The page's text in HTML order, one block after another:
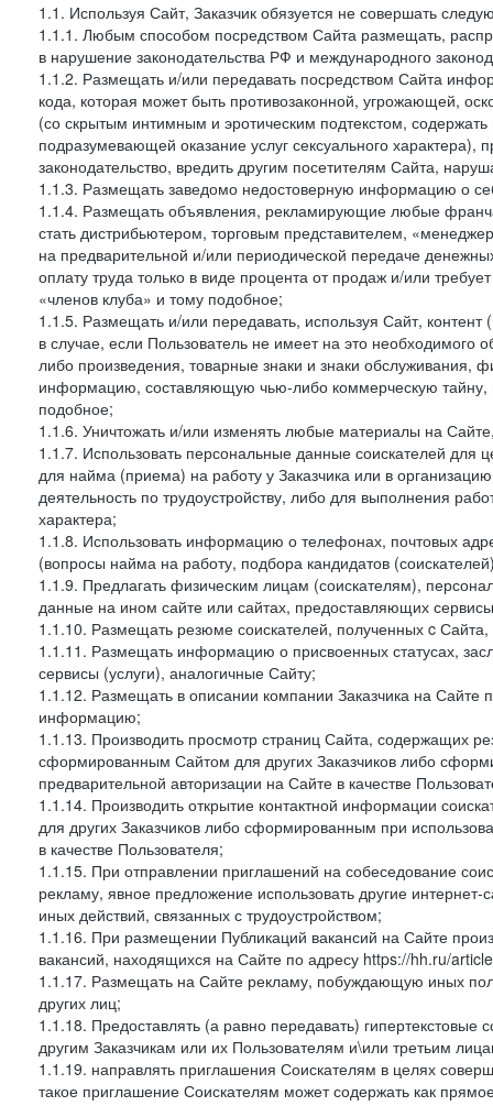
1.1. Используя Сайт, Заказчик обязуется не совершать
1.1.1. Любым способом посредством Сайта размещать,
в нарушение законодательства РФ и международного
1.1.2. Размещать и/или передавать посредством Сайта
кода, которая может быть противозаконной, угрожающей,
(со скрытым интимным и эротическим подтекстом,
подразумевающей оказание услуг сексуального
законодательство, вредить другим посетителям Сайта,
1.1.3. Размещать заведомо недостоверную информацию о
1.1.4. Размещать объявления, рекламирующие любые
стать дистрибьютером, торговым представителем,
на предварительной и/или периодической передаче
оплату труда только в виде процента от продаж и/или
«членов клуба» и тому подобное;
1.1.5. Размещать и/или передавать, используя Сайт,
в случае, если Пользователь не имеет на это
либо произведения, товарные знаки и знаки
информацию, составляющую чью-либо коммерческую тайну,
подобное;
1.1.6. Уничтожать и/или изменять любые материалы на
1.1.7. Использовать персональные данные соискателей для
для найма (приема) на работу у Заказчика или в
деятельность по трудоустройству, либо для выполнения
характера;
1.1.8. Использовать информацию о телефонах, почтовых
(вопросы найма на работу, подбора кандидатов
1.1.9. Предлагать физическим лицам (соискателям),
данные на ином сайте или сайтах, предоставляющих
1.1.10. Размещать резюме соискателей, полученных c
1.1.11. Размещать информацию о присвоенных статусах,
сервисы (услуги), аналогичные Сайту;
1.1.12. Размещать в описании компании Заказчика на Сайте
информацию;
1.1.13. Производить просмотр страниц Сайта, содержащих
сформированным Сайтом для других Заказчиков либо
предварительной авторизации на Сайте в качестве
1.1.14. Производить открытие контактной информации
для других Заказчиков либо сформированным при
в качестве Пользователя;
1.1.15. При отправлении приглашений на собеседование
рекламу, явное предложение использовать другие
иных действий, связанных с трудоустройством;
1.1.16. При размещении Публикаций вакансий на Сайте
вакансий, находящихся на Сайте по адресу https://hh.ru/
1.1.17. Размещать на Сайте рекламу, побуждающую иных
других лиц;
1.1.18. Предоставлять (а равно передавать)
другим Заказчикам или их Пользователям и\или третьим
1.1.19. направлять приглашения Соискателям в целях
такое приглашение Соискателям может содержать как